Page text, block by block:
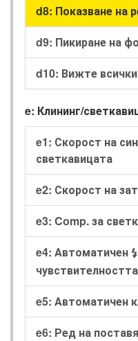
d8: Показване на
d9: Пикиране на
d10: Вижте
e: Клининг/
e1: Скорост на
светкавицата
e2: Скорост на
e3: Comp. за
e4: Автоматичен c
чувствителността
e5: Автоматичен
e6: Ред на